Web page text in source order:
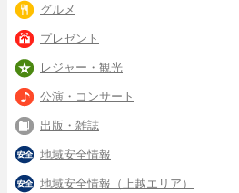
グルメ
プレゼント
レジャー・観光
公演・コンサート
出版・雑誌
地域安全情報
地域安全情報（上越エリア）